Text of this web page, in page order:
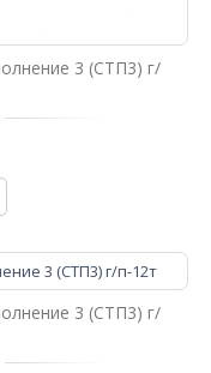
3 (СТП3) г/
3 (СТП3) г/